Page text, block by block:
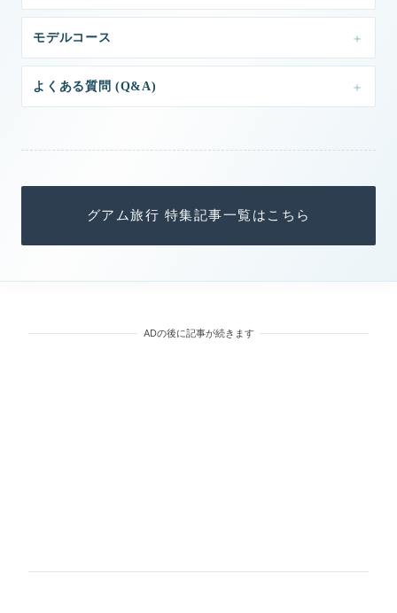
モデルコース
よくある質問 (Q&A)
グアム旅行 特集記事一覧はこちら
ADの後に記事が続きます